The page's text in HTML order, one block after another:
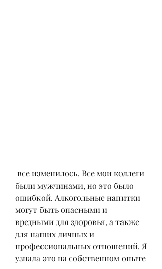
были мужчинами, но это было
ошибкой. Алкогольные напитки
могут быть опасными и
вредными для здоровья, а также
для наших личных и
профессиональных отношений. Я
узнала это на собственном опыте